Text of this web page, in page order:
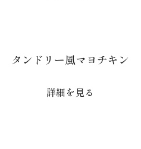
タンドリー風マヨチキン
詳細を見る